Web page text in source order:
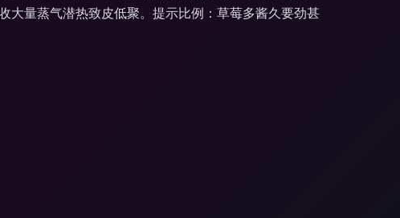
量蒸气潜热致皮低聚。提示比例：草莓多酱久要劲甚